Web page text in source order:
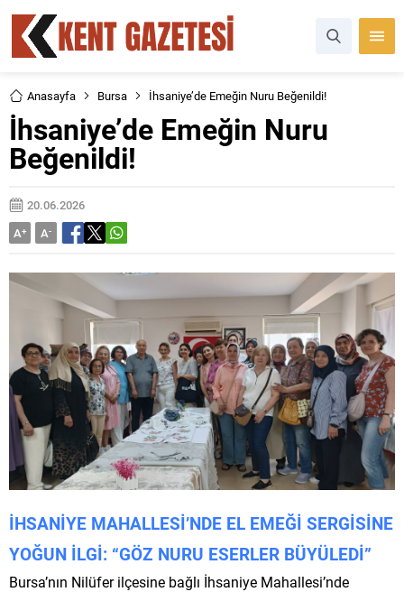
Anasayfa Bursa İhsaniye’de Emeğin Nuru Beğenildi!
İhsaniye’de Emeğin Nuru
Beğenildi!
20.06.2026
A+ A-
İHSANİYE MAHALLESİ’NDE EL EMEĞİ SERGİSİNE
YOĞUN İLGİ: “GÖZ NURU ESERLER BÜYÜLEDİ”
Bursa’nın Nilüfer ilçesine bağlı İhsaniye Mahallesi’nde